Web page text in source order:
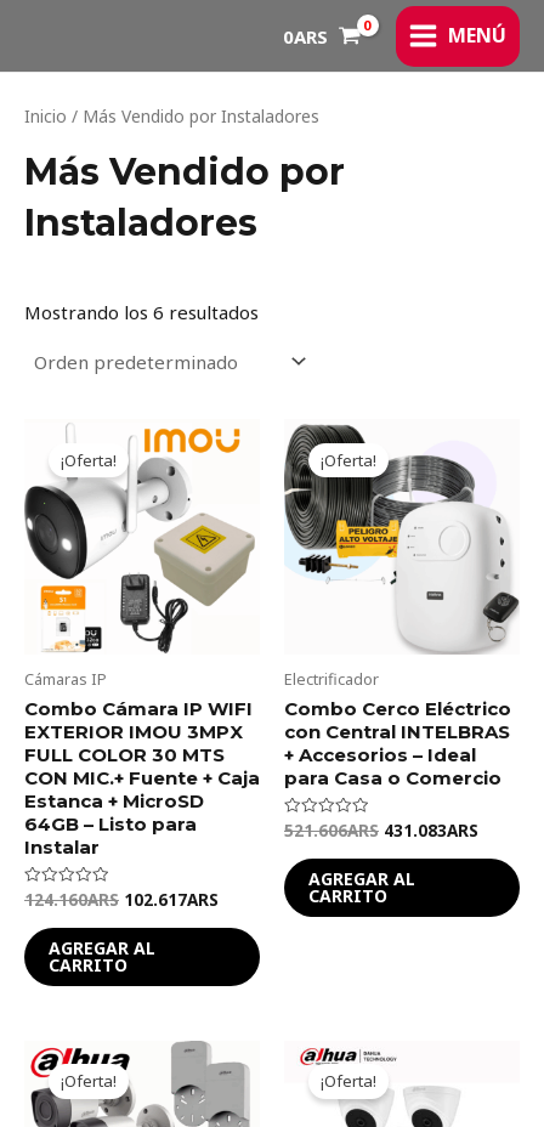
contenido
0ARS
MAIN
MENU
MENÚ
Inicio / Más Vendido por Instaladores
Más Vendido por
Instaladores
Mostrando los 6 resultados
¡Oferta!
Cámaras IP
Combo Cámara IP WIFI
EXTERIOR IMOU 3MPX
FULL COLOR 30 MTS
CON MIC.+ Fuente + Caja
Estanca + MicroSD
64GB – Listo para
Instalar
Valorado
de
5
124.160ARS
Original
price
was:
124.160ARS.
102.617ARS
Current
price
102.617ARS.
AGREGAR AL
CARRITO
¡Oferta!
Electrificador
Combo Cerco Eléctrico
con Central INTELBRAS
+ Accesorios – Ideal
para Casa o Comercio
Valorado
de
5
521.606ARS
was:
521.606ARS.
431.083ARS
AGREGAR AL
CARRITO
¡Oferta!
Original
price
was:
299.748ARS.
price
247.722ARS.
¡Oferta! was:
283.004ARS.